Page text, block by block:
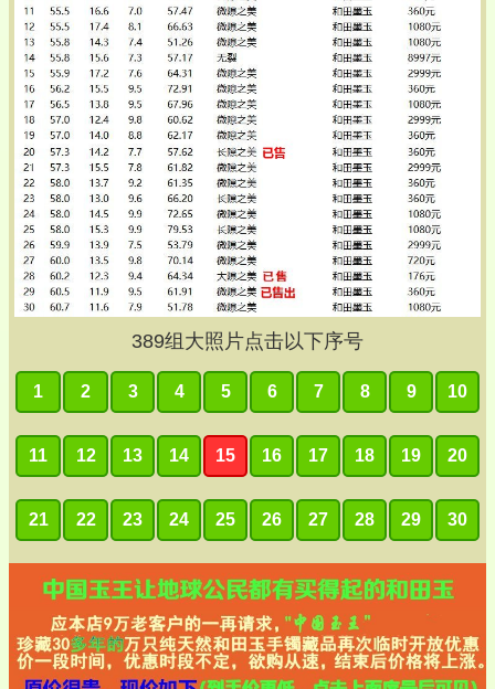
389组大照片点击以下序号
1 2 3 4 5 6 7 8 9 10
11 12 13 14 15 16 17 18 19 20
21 22 23 24 25 26 27 28 29 30